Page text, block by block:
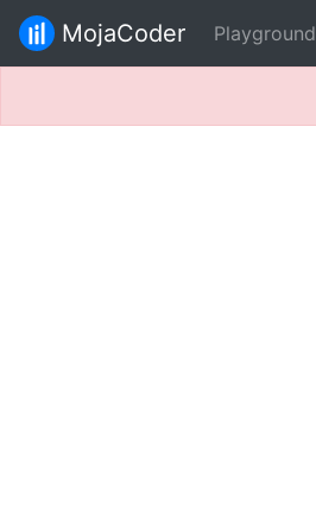
MojaCoder Playground